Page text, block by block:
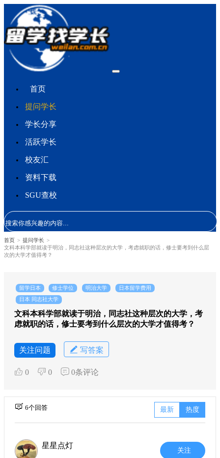
首页
提问学长
学长分享
活跃学长
校友汇
资料下载
SGU查校
首页 > 提问学长 >
文科本科学部就读于明治，同志社这种层次的大学，考虑就职的话，修士要考到什么层
次的大学才值得考？
留学日本 修士学位 明治大学
日本留学费用
日本 同志社大学
文科本科学部就读于明治，同志社这种层次的大学，考
虑就职的话，修士要考到什么层次的大学才值得考？
关注问题 写答案
0 0 0条评论
6个回答 最新 热度
星星点灯
关注